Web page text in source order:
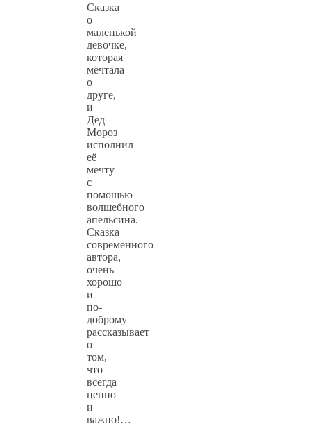
Сказка
о
маленькой
девочке,
которая
мечтала
о
друге,
и
Дед
Мороз
исполнил
её
мечту
с
помощью
волшебного
апельсина.
Сказка
современного
автора,
очень
хорошо
и
по-
доброму
рассказывает
о
том,
что
всегда
ценно
и
важно!…